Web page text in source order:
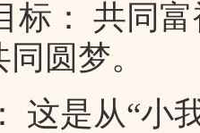
： 共同富
圆梦。
是从“小